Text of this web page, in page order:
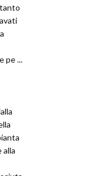
pe ...
alla